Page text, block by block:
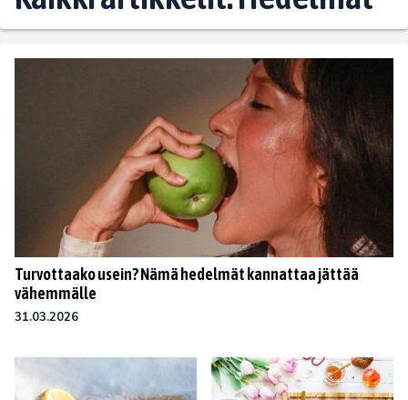
Turvottaako usein? Nämä hedelmät kannattaa jättää
vähemmälle
31.03.2026